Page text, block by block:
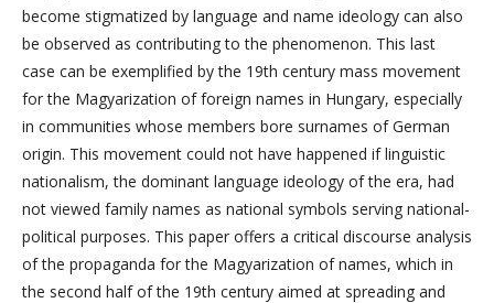
become stigmatized by language and name ideology can also
be observed as contributing to the phenomenon. This last
case can be exemplified by the 19th century mass movement
for the Magyarization of foreign names in Hungary, especially
in communities whose members bore surnames of German
origin. This movement could not have happened if linguistic
nationalism, the dominant language ideology of the era, had
not viewed family names as national symbols serving national-
political purposes. This paper offers a critical discourse analysis
of the propaganda for the Magyarization of names, which in
the second half of the 19th century aimed at spreading and